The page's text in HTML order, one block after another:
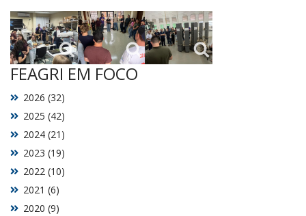
FEAGRI EM FOCO
2020 (9)
2021 (6)
2022 (10)
2023 (19)
2024 (21)
2025 (42)
2026 (32)